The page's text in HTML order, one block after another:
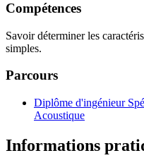
Compétences
Savoir déterminer les
simples.
Parcours
Diplôme d'ingénieur
Acoustique
Informations